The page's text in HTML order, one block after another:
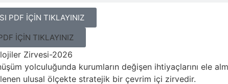
PDF İÇİN TIKLAYINIZ
İÇİN TIKLAYINIZ
yolculuğunda kurumların değişen ihtiyaçlarını ele
ulusal ölçekte stratejik bir çevrim içi zirvedir.